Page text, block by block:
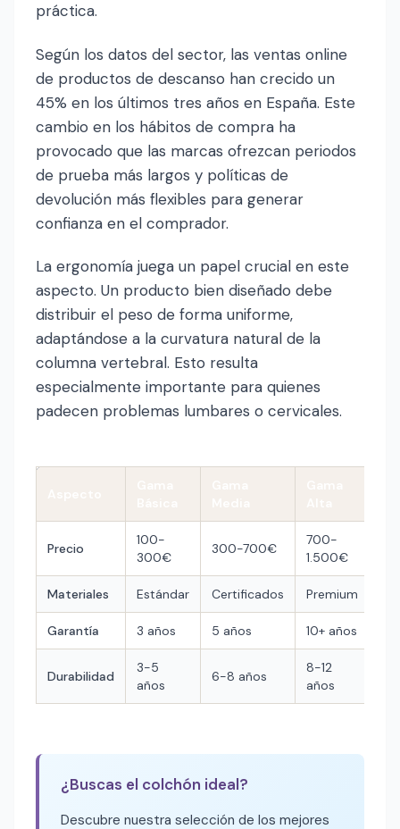
práctica.
Según los datos del sector, las ventas online
de productos de descanso han crecido un
45% en los últimos tres años en España. Este
cambio en los hábitos de compra ha
provocado que las marcas ofrezcan periodos
de prueba más largos y políticas de
devolución más flexibles para generar
confianza en el comprador.
La ergonomía juega un papel crucial en este
aspecto. Un producto bien diseñado debe
distribuir el peso de forma uniforme,
adaptándose a la curvatura natural de la
columna vertebral. Esto resulta
especialmente importante para quienes
padecen problemas lumbares o cervicales.
Precio
100-
300€
300-700€
700-
1.500€
Materiales Estándar Certificados Premium
Garantía 3 años 5 años 10+ años
Durabilidad
3-5
años
6-8 años
8-12
años
¿Buscas el colchón ideal?
Descubre nuestra selección de los mejores